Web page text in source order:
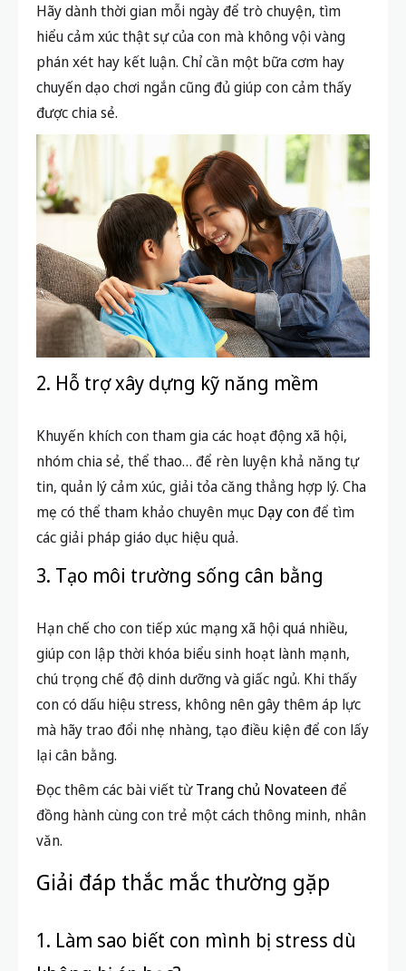
Hãy dành thời gian mỗi ngày để trò chuyện, tìm
hiểu cảm xúc thật sự của con mà không vội vàng
phán xét hay kết luận. Chỉ cần một bữa cơm hay
chuyến dạo chơi ngắn cũng đủ giúp con cảm thấy
được chia sẻ.
2. Hỗ trợ xây dựng kỹ năng mềm
Khuyến khích con tham gia các hoạt động xã hội,
nhóm chia sẻ, thể thao… để rèn luyện khả năng tự
tin, quản lý cảm xúc, giải tỏa căng thẳng hợp lý. Cha
mẹ có thể tham khảo chuyên mục Dạy conđể tìm
các giải pháp giáo dục hiệu quả.
3. Tạo môi trường sống cân bằng
Hạn chế cho con tiếp xúc mạng xã hội quá nhiều,
giúp con lập thời khóa biểu sinh hoạt lành mạnh,
chú trọng chế độ dinh dưỡng và giấc ngủ. Khi thấy
con có dấu hiệu stress, không nên gây thêm áp lực
mà hãy trao đổi nhẹ nhàng, tạo điều kiện để con lấy
lại cân bằng.
Đọc thêm các bài viết từTrang chủ Novateenđể
đồng hành cùng con trẻ một cách thông minh, nhân
văn.
Giải đáp thắc mắc thường gặp
1. Làm sao biết con mình bị stress dù